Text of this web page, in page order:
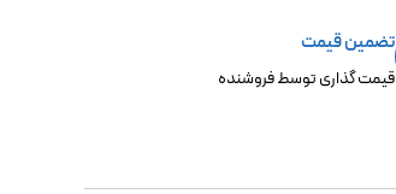
تضمین قیمت
قیمت گذاری توسط فروشنده